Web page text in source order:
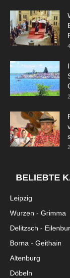
BELIEBTE
Leipzig
Wurzen - Grimma
Delitzsch -
Borna - Geithain
Altenburg
Döbeln